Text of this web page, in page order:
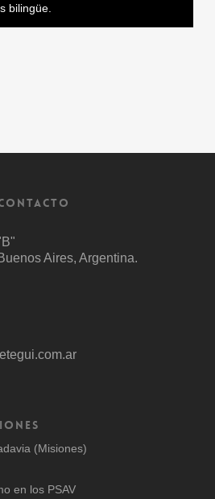
bilingüe.
Aires, Argentina.
(Misiones)
en los PSAV